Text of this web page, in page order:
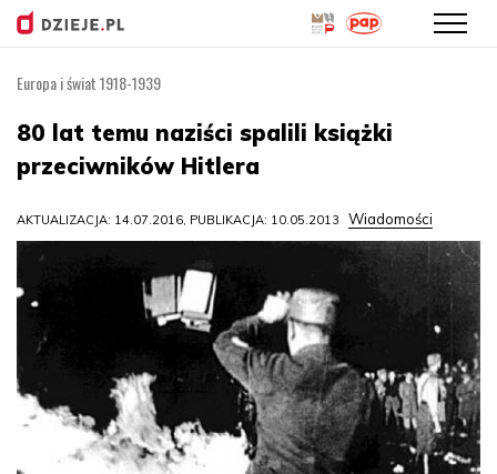
treści
Europa i świat 1918-1939
80 lat temu naziści spalili książki
przeciwników Hitlera
AKTUALIZACJA: 14.07.2016, PUBLIKACJA: 10.05.2013 Wiadomości